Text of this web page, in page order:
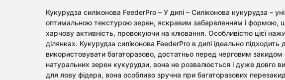
Кукурудза силіконова FeederPro – У дипі – Силіконова кукурудза –
оптимальною текстурою зерен, яскравим забарвленням і формою,
харчову активність, провокуючи на клювання. Особливістю цієї
ділянках. Кукурудза силіконова FeederPro в дипі ідеально
використовувати багаторазово, достатньо перед черговим закидом
натуральних зерен кукурудзи, вона не розвалюється і дуже
для лову фідера, вона особливо зручна при багаторазових